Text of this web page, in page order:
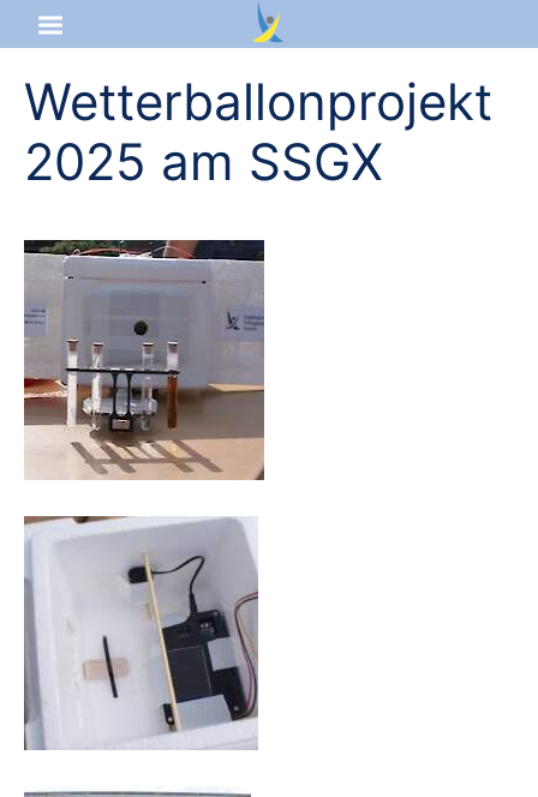
Startseite
Aktuelles
Lernangebot
Service & Infos
Wetterballonprojekt
2025 am SSGX